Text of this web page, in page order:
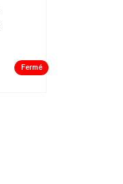
Fermé